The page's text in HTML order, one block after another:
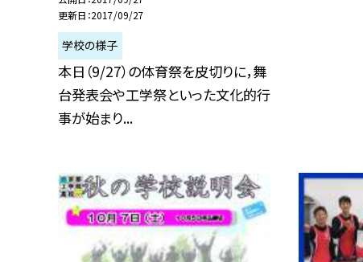
更新日 2017/09/27
学校の様子
本日（9/27）の体育祭を皮切りに，舞
台発表会や工学祭といった文化的行
事が始まり...